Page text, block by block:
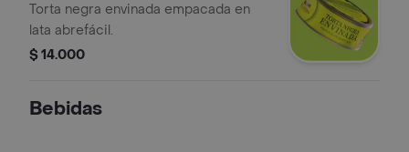
Torta negra envinada empacada en
lata abrefácil.
$ 14.000
Bebidas